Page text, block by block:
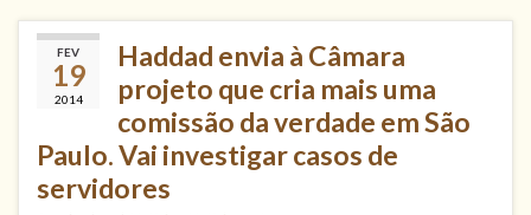
FEV
19
2014
Haddad envia à Câmara
projeto que cria mais uma
comissão da verdade em São
Paulo. Vai investigar casos de
servidores